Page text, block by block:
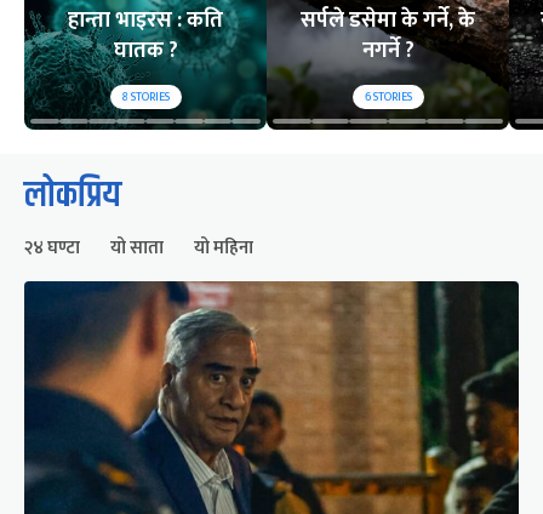
हान्ता भाइरस : कति
घातक ?
8STORIES
सर्पले डसेमा के गर्ने, के
नगर्ने ?
6STORIES
लोकप्रिय
२४ घण्टा यो साता यो महिना